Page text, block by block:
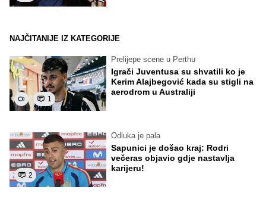
NAJČITANIJE IZ KATEGORIJE
1
Prelijepe scene u Perthu
Igrači Juventusa su shvatili ko je
Kerim Alajbegović kada su stigli na
aerodrom u Australiji
2
Odluka je pala
Sapunici je došao kraj: Rodri
večeras objavio gdje nastavlja
karijeru!